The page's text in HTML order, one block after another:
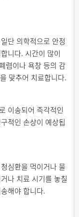
단 의학적으로 안정
니다. 시간이 많이
렴이나 욕창 등의 감
맞추어 치료합니다.
이송되어 즉각적인
적인 손상이 예상됩
심환을 먹이거나 물
나 치료 시기를 놓칠
해야 합니다.